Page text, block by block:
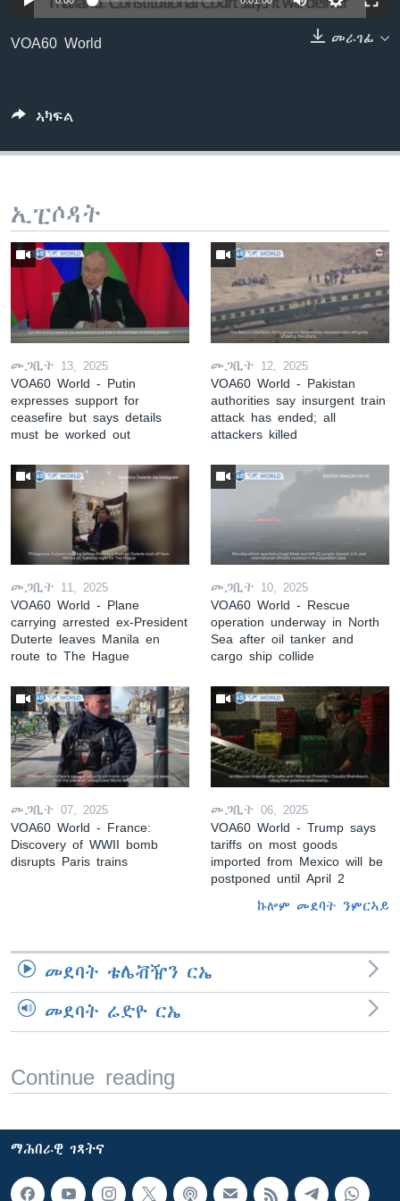
ቂሔ ጽልሚ
ቋንቋታት መራገፊ
VOA60 World
ኣካፍል
ኢፒሶዳት
መጋቢት 13, 2025
VOA60 World - Putin
expresses support for
ceasefire but says details
must be worked out
መጋቢት 12, 2025
VOA60 World - Pakistan
authorities say insurgent train
attack has ended; all
attackers killed
መጋቢት 11, 2025
VOA60 World - Plane
carrying arrested ex-President
Duterte leaves Manila en
route to The Hague
መጋቢት 10, 2025
VOA60 World - Rescue
operation underway in North
Sea after oil tanker and
cargo ship collide
መጋቢት 07, 2025
VOA60 World - France:
Discovery of WWII bomb
disrupts Paris trains
መጋቢት 06, 2025
VOA60 World - Trump says
tariffs on most goods
imported from Mexico will be
postponed until April 2
ኩሎም መደባት ንምርኣይ
መደባት ቴሌቭዥን ርኤ
መደባት ሬድዮ ርኤ
Continue reading
ማሕበራዊ ገጻትና